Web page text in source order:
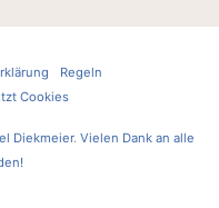
Regeln
Cookies
Diekmeier. Vielen Dank an alle